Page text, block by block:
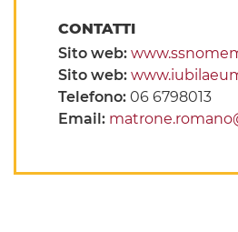
CONTATTI
Sito web:
Sito web:
Telefono: 06 6798013
Email: